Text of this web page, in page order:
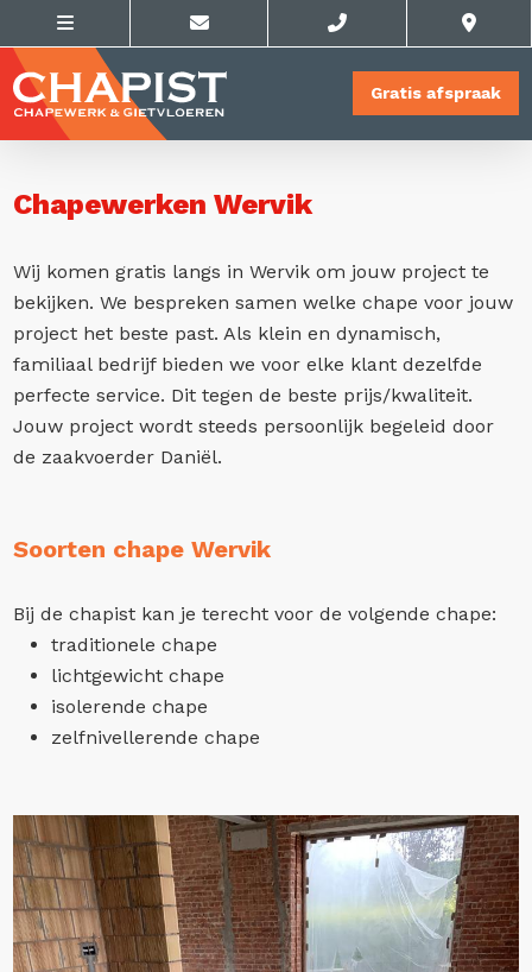
Gratis afspraak
Chapewerken Wervik
Wij komen gratis langs in Wervik om jouw project te
bekijken. We bespreken samen welke chape voor jouw
project het beste past. Als klein en dynamisch,
familiaal bedrijf bieden we voor elke klant dezelfde
perfecte service. Dit tegen de beste prijs/kwaliteit.
Jouw project wordt steeds persoonlijk begeleid door
de zaakvoerder Daniël.
Soorten chape Wervik
Bij de chapist kan je terecht voor de volgende chape:
traditionele chape
lichtgewicht chape
isolerende chape
zelfnivellerende chape